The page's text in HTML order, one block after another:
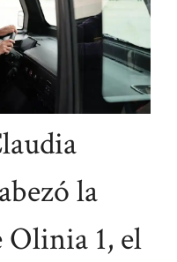
la
Olinia 1, el